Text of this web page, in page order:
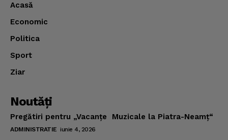
Acasă
Economic
Politica
Sport
Ziar
Noutăţi
Pregătiri pentru „Vacanţe Muzicale la Piatra-Neamţ“
ADMINISTRATIE iunie 4, 2026